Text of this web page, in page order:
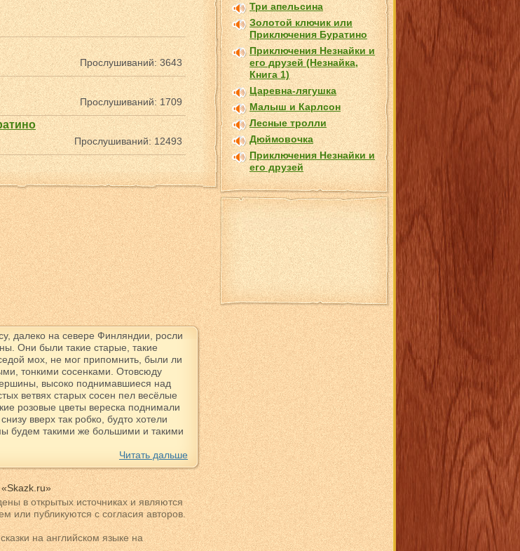
Три апельсина
Золотой ключик или
Приключения Буратино
Приключения Незнайки и
его друзей (Незнайка,
Книга 1)
Царевна-лягушка
Малыш и Карлсон
Лесные тролли
Дюймовочка
Приключения Незнайки и
его друзей
Прослушиваний: 3643
Прослушиваний: 1709
Прослушиваний: 12493
далеко на севере Финляндии, росли
Они были такие старые, такие
мох, не мог припомнить, были ли
тонкими сосенками. Отовсюду
высоко поднимавшиеся над
ветвях старых сосен пел весёлые
розовые цветы вереска поднимали
вверх так робко, будто хотели
будем такими же большими и такими
Читать дальше
в открытых источниках и являются
или публикуются с согласия авторов.
на английском языке на